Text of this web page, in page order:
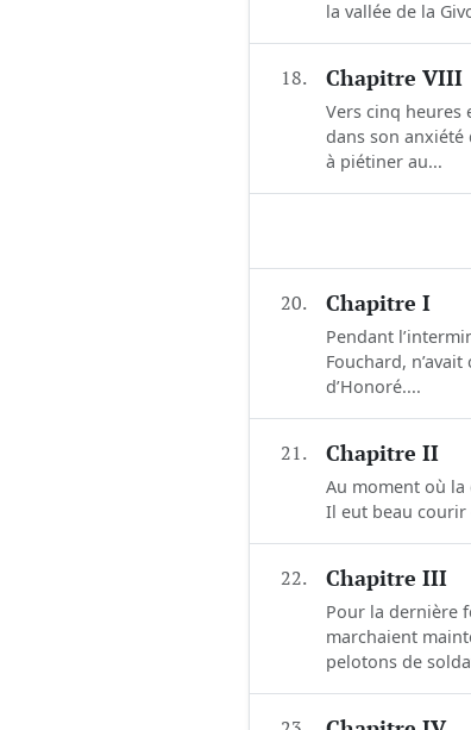
la vallée de la
18. Chapitre VIII
Vers cinq heures
dans son anxiété
à piétiner au...
20. Chapitre I
Pendant
Fouchard,
d’Honoré....
21. Chapitre II
Au moment où la
Il eut beau courir
22. Chapitre III
Pour la dernière
marchaient
pelotons de